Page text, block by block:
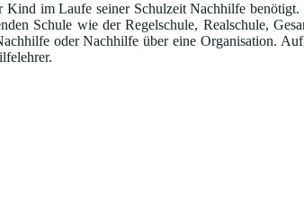
Kind im Laufe seiner Schulzeit Nachhilfe
Schule wie der Regelschule, Realschule,
oder Nachhilfe über eine Organisation.